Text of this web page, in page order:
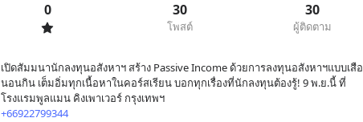
0 30
โพสต์
30
ผู้ติดตาม
เปิดสัมมนานักลงทุนอสังหาฯ สร้าง Passive Income ด้วยการลงทุนอสังหาฯแบบเสือ
นอนกิน เต็มอิ่มทุกเนื้อหาในคอร์สเรียน บอกทุกเรื่องที่นักลงทุนต้องรู้! 9 พ.ย.นี้ ที่
โรงแรมพูลแมน คิงเพาเวอร์ กรุงเทพฯ
+66922799344